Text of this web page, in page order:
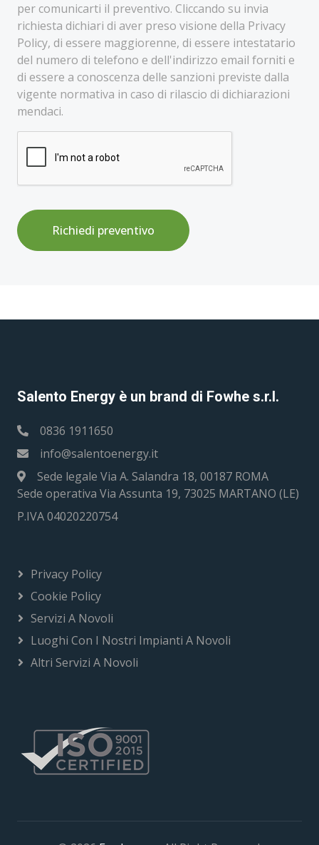
per comunicarti il preventivo. Cliccando su invia
richiesta dichiari di aver preso visione della Privacy
Policy, di essere maggiorenne, di essere intestatario
del numero di telefono e dell'indirizzo email forniti e
di essere a conoscenza delle sanzioni previste dalla
vigente normativa in caso di rilascio di dichiarazioni
mendaci.
Richiedi preventivo
Salento Energy è un brand di Fowhe s.r.l.
0836 1911650
info@salentoenergy.it
Sede legale Via A. Salandra 18, 00187 ROMA
Sede operativa Via Assunta 19, 73025 MARTANO (LE)
P.IVA 04020220754
Privacy Policy
Cookie Policy
Servizi A Novoli
Luoghi Con I Nostri Impianti A Novoli
Altri Servizi A Novoli